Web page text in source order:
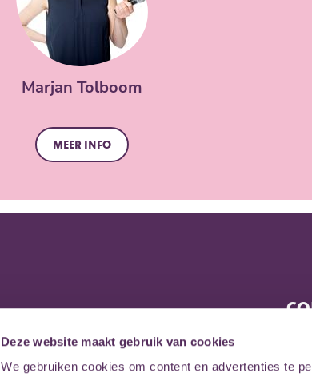
Deze website maakt gebruik van cookies
We gebruiken cookies om content en advertenties te
Marjan Tolboom
Meer info